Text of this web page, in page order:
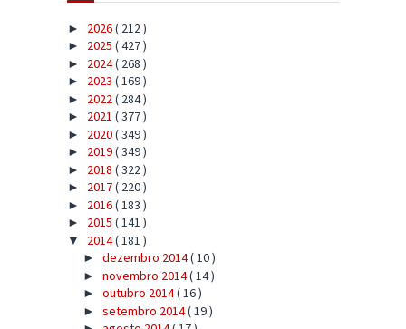
► 2026( 212 )
► 2025 ( 427 )
► 2024( 268 )
► 2023 ( 169 )
► 2022( 284 )
► 2021 ( 377 )
► 2020( 349 )
► 2019( 349 )
► 2018 ( 322 )
► 2017( 220 )
► 2016( 183 )
► 2015 ( 141 )
▼ 2014( 181 )
► dezembro 2014( 10 )
► novembro 2014( 14 )
► outubro 2014( 16 )
► setembro 2014( 19 )